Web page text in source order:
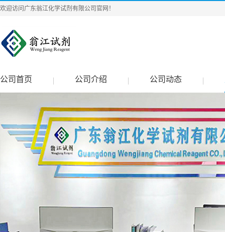
欢迎访问广东翁江化学试剂有限公司官网！
公司首页 公司介绍 公司动态